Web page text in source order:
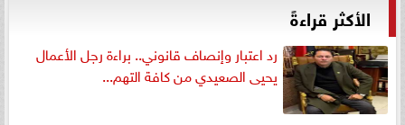
الأكثر قراءةً
رد اعتبار وإنصاف قانوني.. براءة رجل الأعمال
يحيى الصعيدي من كافة التهم...